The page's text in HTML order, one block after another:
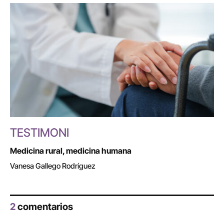
TESTIMONI
Medicina rural, medicina humana
Vanesa Gallego Rodríguez
2comentarios